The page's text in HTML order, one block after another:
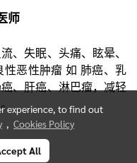
师
、失眠、头痛、眩晕、
性恶性肿瘤 如 肺癌、乳
、肝癌、淋巴瘤，减轻
。 experience, to find out
, Cookies Policy
All